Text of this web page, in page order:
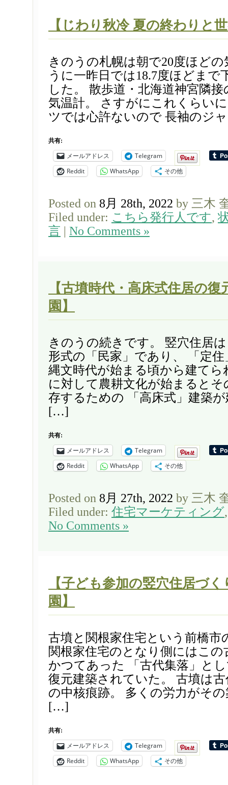
【じわり秋冷 夏の終わりと
きのうの札幌は朝で20度ほど
うに一昨日では18.7度ほどまで
した。 散歩道・北海道神宮隣
気温計。 さすがにこれくらい
ツでは心許ないので 長袖のジ
共有:
メールアドレス
Telegram
Reddit
WhatsApp その他
Posted on 8月 28th, 2022 by 三木
Filed under: こちら発行人です,
言 | No Comments »
【古墳時代・高床式住居の
園】
きのうの続きです。 竪穴住居
形式の「民家」であり、 「定
縄文時代が始まる頃から建てら
に対して農耕文化が始まるとそ
存するための 「高床式」建築
[…]
共有:
メールアドレス
Telegram
Reddit
WhatsApp その他
Posted on 8月 27th, 2022 by 三木
Filed under: 住宅マーケティング
No Comments »
【子ども参加の竪穴住居づ
園】
古墳と関根家住宅という前橋市
関根家住宅のとなり側にはこ
かつてあった 「古代集落」と
復元建築されていた。 古墳は
の中核痕跡。 多くの労力がそ
[…]
共有:
メールアドレス
Telegram
Reddit
WhatsApp その他